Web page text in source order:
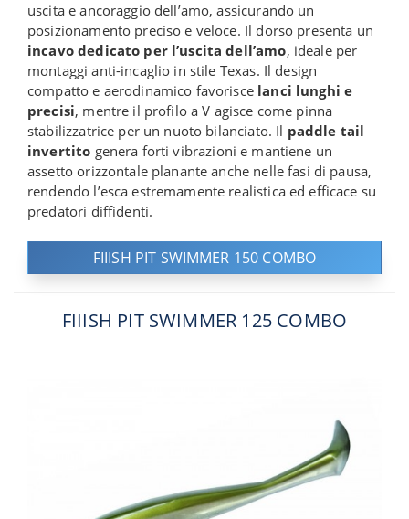
uscita e ancoraggio dell’amo, assicurando un
posizionamento preciso e veloce. Il dorso presenta un
incavo dedicato per l’uscita dell’amo, ideale per
montaggi anti-incaglio in stile Texas. Il design
compatto e aerodinamico favorisce lanci lunghi e
precisi, mentre il profilo a V agisce come pinna
stabilizzatrice per un nuoto bilanciato. Il paddle tail
invertito genera forti vibrazioni e mantiene un
assetto orizzontale planante anche nelle fasi di pausa,
rendendo l’esca estremamente realistica ed efficace su
predatori diffidenti.
FIIISH PIT SWIMMER 150 COMBO
FIIISH PIT SWIMMER 125 COMBO